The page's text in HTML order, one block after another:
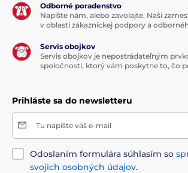
Odborné poradenstvo
Napíšte nám, alebo zavolajte. Naši
v oblasti zákazníckej podpory a
Servis obojkov
Servis obojkov je nepostrádateľným
spoločnosti, ktorý vám poskytne to, čo
Prihláste sa do newsletteru
Tu napíšte váš e-mail
Odoslaním formulára súhlasím so
svojich osobných údajov.